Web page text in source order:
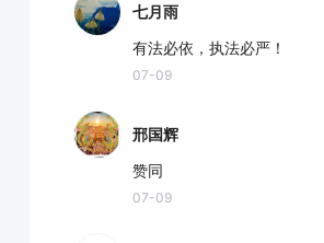
七月雨
有法必依，执法必严！
07-09
邢国辉
赞同
07-09